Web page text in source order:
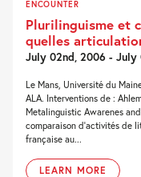
ENCOUNTER
Plurilinguisme et
quelles
July 02nd, 2006 -
Le Mans, Université du
ALA. Interventions de :
Metalinguistic Awarenes
comparaison d’activités de
française au...
LEARN MORE